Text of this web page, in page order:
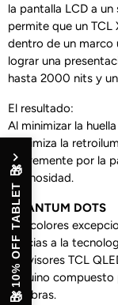
la pantalla LCD a
permite que un TCL
dentro de un marco
lograr una
hasta 2000 nits y
El resultado:
Al minimizar la
maximiza la
suavemente por la
luminosidad.
QUANTUM DOTS
Los colores
Gracias a la
televisores TCL
genuino
sombras.
🎁
10% OFF TABLET
🎁